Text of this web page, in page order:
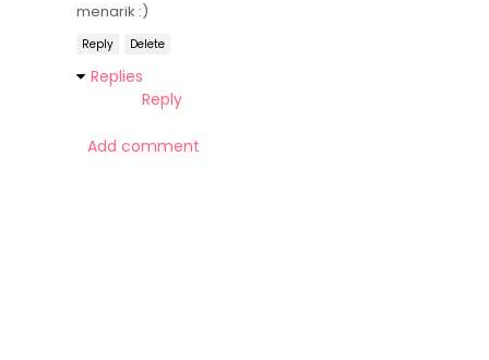
menarik :)
Reply Delete
Replies
Reply
Add comment